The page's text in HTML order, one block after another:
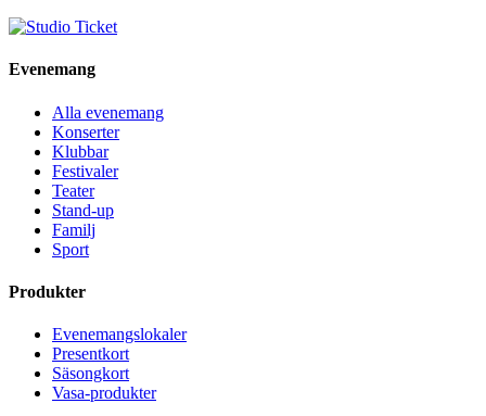
Evenemang
Alla evenemang
Konserter
Klubbar
Festivaler
Teater
Stand-up
Familj
Sport
Produkter
Evenemangslokaler
Presentkort
Säsongkort
Vasa-produkter